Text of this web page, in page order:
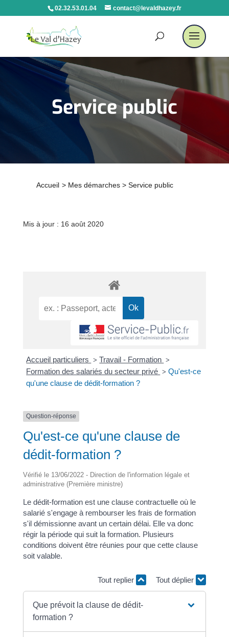
02.32.53.01.04 contact@levaldhazey.fr
Service public
Accueil > Mes démarches > Service public
Mis à jour : 16 août 2020
Accueil particuliers > Travail - Formation >
Formation des salariés du secteur privé > Qu'est-ce
qu'une clause de dédit-formation ?
Question-réponse
Qu'est-ce qu'une clause de
dédit-formation ?
Vérifié le 13/06/2022 - Direction de l'information légale et
administrative (Première ministre)
Le dédit-formation est une clause contractuelle où le
salarié s'engage à rembourser les frais de formation
s'il démissionne avant un certain délai. Elle va donc
régir la période qui suit la formation. Plusieurs
conditions doivent être réunies pour que cette clause
soit valable.
Tout replier Tout déplier
Que prévoit la clause de dédit-
formation ?